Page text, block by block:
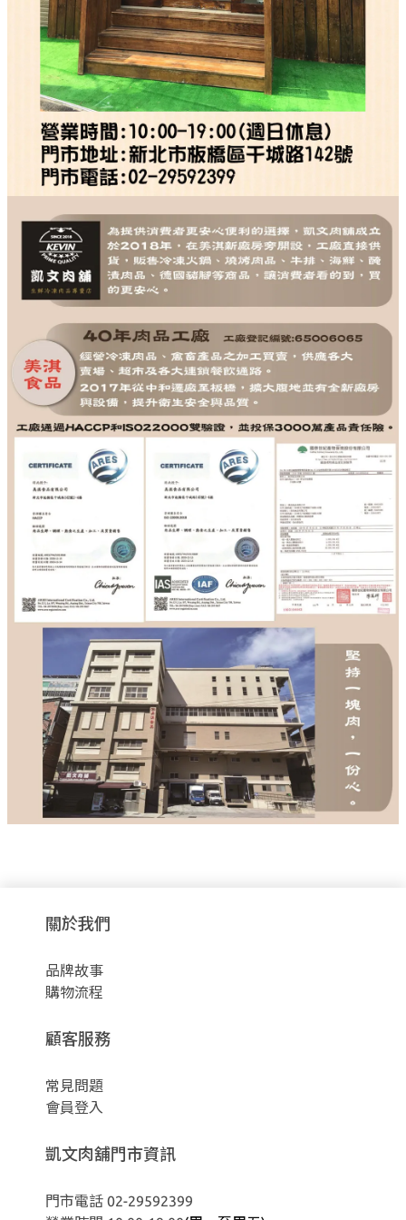
關於我們
品牌故事
購物流程
顧客服務
常見問題
會員登入
凱文肉舖門市資訊
門市電話 02-29592399